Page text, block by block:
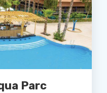
Parc